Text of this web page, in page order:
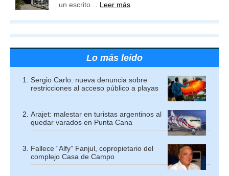
un escrito… Leer más
Lo más leído
Sergio Carlo: nueva denuncia sobre
restricciones al acceso público a playas
Arajet: malestar en turistas argentinos al
quedar varados en Punta Cana
Fallece “Alfy” Fanjul, copropietario del
complejo Casa de Campo